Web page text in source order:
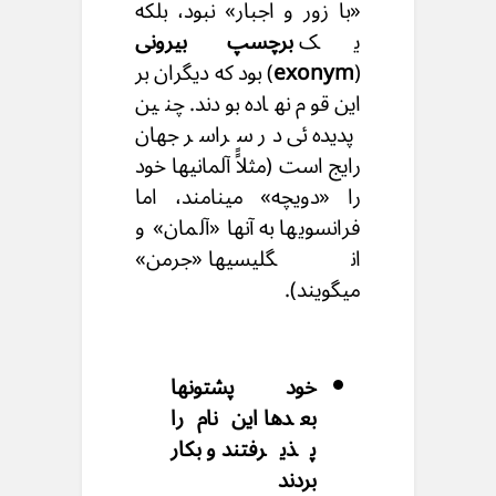
«با زور و اجبار» نبود، بلکه
یکبرچسپ بیرونی
(
exonym) بود که دیگران بر
این قوم نهاده بودند. چنین
پدیده ئی در سراسر جهان
رایج است (مثلاًً آلمانیها خود
را «دویچه» مینامند، اما
فرانسویها به آنها «آلمان» و
انگلیسیها «جرمن»
میگویند).
خود پشتونها
بعدها این نام را
پذیرفتند و بکار
بردند